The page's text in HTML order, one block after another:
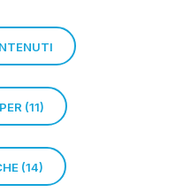
(11)
(14)